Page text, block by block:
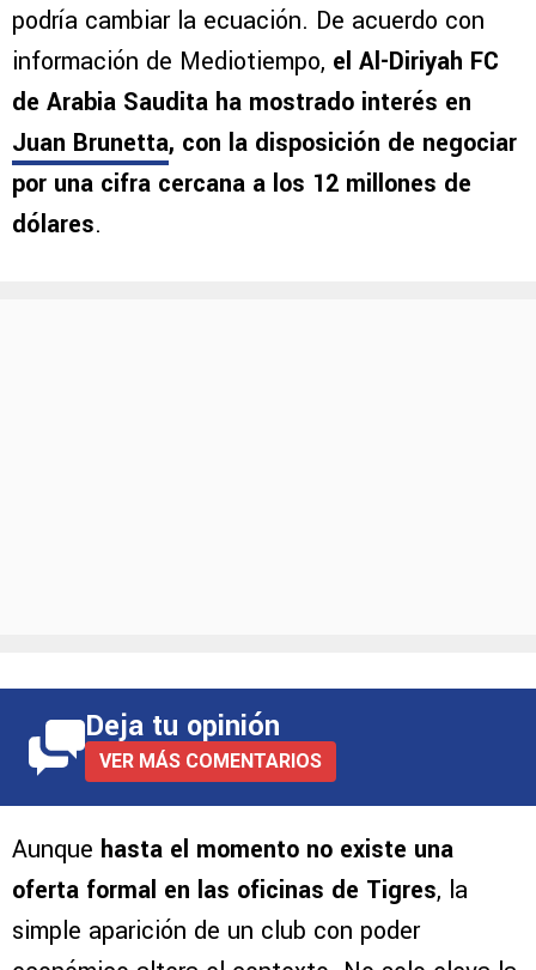
podría cambiar la ecuación. De acuerdo con
información de Mediotiempo, el Al-Diriyah FC
de Arabia Saudita ha mostrado interés en
Juan Brunetta, con la disposición de negociar
por una cifra cercana a los 12 millones de
dólares.
Deja tu opinión
VER MÁS COMENTARIOS
Aunque hasta el momento no existe una
oferta formal en las oficinas de Tigres, la
simple aparición de un club con poder